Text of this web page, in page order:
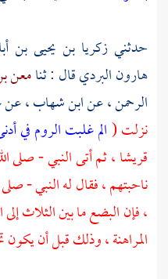
حدثنيزكريا بن يحيى بن
هارون البرديقال : ثنامعن
الرحمن ،عنابن شهاب ،عن
نزلت (الم غلبت الروم في
قريشا ،ثم أتى النبي - صلى
ناحبتهم ، فقال له النبي -
، فإن البضع ما بين الثلاث
المراهنة ، وذلك قبل أن